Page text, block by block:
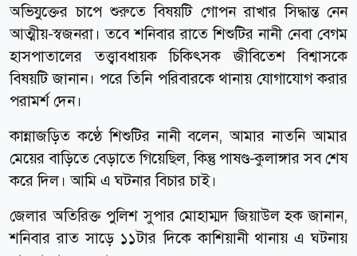
অভিযুক্তের চাপে শুরুতে বিষয়টি গোপন রাখার সিদ্ধান্ত নেন
আত্মীয়-স্বজনরা। তবে শনিবার রাতে শিশুটির নানী নেবা বেগম
হাসপাতালের তত্ত্বাবধায়ক চিকিৎসক জীবিতেশ বিশ্বাসকে
বিষয়টি জানান। পরে তিনি পরিবারকে থানায় যোগাযোগ করার
পরামর্শ দেন।
কান্নাজড়িত কণ্ঠে শিশুটির নানী বলেন, আমার নাতনি আমার
মেয়ের বাড়িতে বেড়াতে গিয়েছিল, কিন্তু পাষণ্ড-কুলাঙ্গার সব শেষ
করে দিল। আমি এ ঘটনার বিচার চাই।
জেলার অতিরিক্ত পুলিশ সুপার মোহাম্মদ জিয়াউল হক জানান,
শনিবার রাত সাড়ে ১১টার দিকে কাশিয়ানী থানায় এ ঘটনায়